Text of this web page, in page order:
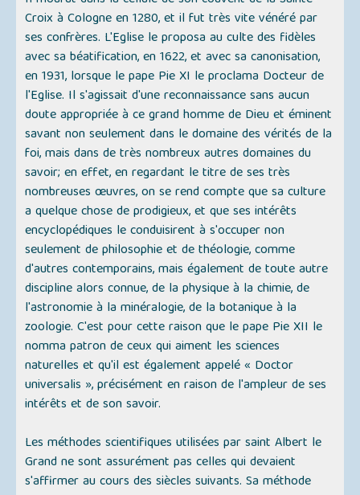
Croix à Cologne en 1280, et il fut très vite vénéré par
ses confrères. L'Eglise le proposa au culte des fidèles
avec sa béatification, en 1622, et avec sa canonisation,
en 1931, lorsque le pape Pie XI le proclama Docteur de
l'Eglise. Il s'agissait d'une reconnaissance sans aucun
doute appropriée à ce grand homme de Dieu et éminent
savant non seulement dans le domaine des vérités de la
foi, mais dans de très nombreux autres domaines du
savoir; en effet, en regardant le titre de ses très
nombreuses œuvres, on se rend compte que sa culture
a quelque chose de prodigieux, et que ses intérêts
encyclopédiques le conduisirent à s'occuper non
seulement de philosophie et de théologie, comme
d'autres contemporains, mais également de toute autre
discipline alors connue, de la physique à la chimie, de
l'astronomie à la minéralogie, de la botanique à la
zoologie. C'est pour cette raison que le pape Pie XII le
nomma patron de ceux qui aiment les sciences
naturelles et qu'il est également appelé « Doctor
universalis », précisément en raison de l'ampleur de ses
intérêts et de son savoir.
Les méthodes scientifiques utilisées par saint Albert le
Grand ne sont assurément pas celles qui devaient
s'affirmer au cours des siècles suivants. Sa méthode